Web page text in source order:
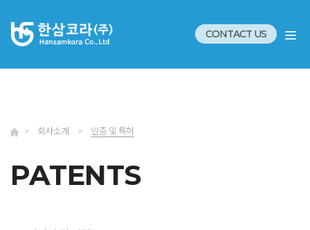
CONTACT US
> 회사소개 > 인증 및 특허
PATENTS